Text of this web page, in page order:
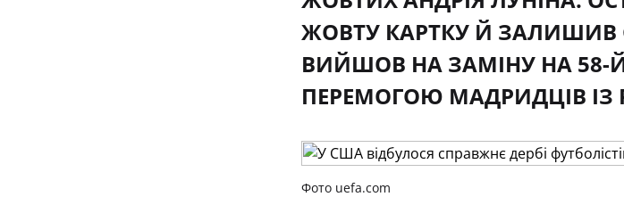
ЖОВТУ КАРТКУ Й ЗАЛИШИВ
ВИЙШОВ НА ЗАМІНУ НА 58-
ПЕРЕМОГОЮ МАДРИДЦІВ ІЗ
Фото uefa.com